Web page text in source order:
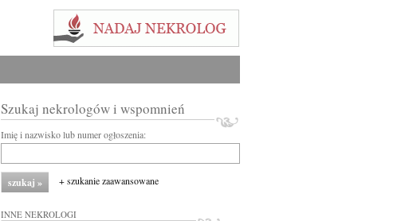
Szukaj nekrologów i wspomnień
Imię i nazwisko lub numer ogłoszenia:
+ szukanie zaawansowane
INNE NEKROLOGI